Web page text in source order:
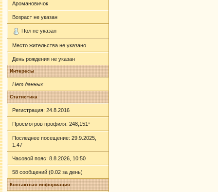
Аромановичок
Возраст не указан
Пол не указан
Место жительства не указано
День рождения не указан
Интересы
Нет данных
Статистика
Регистрация: 24.8.2016
Просмотров профиля: 248,151*
Последнее посещение: 29.9.2025,
1:47
Часовой пояс: 8.8.2026, 10:50
58 сообщений (0.02 за день)
Контактная информация